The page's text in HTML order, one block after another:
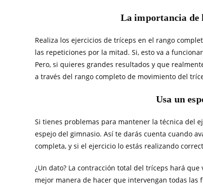
La importancia de
Realiza los ejercicios de tríceps en el rango
las repeticiones por la mitad. Si, esto va a
Pero, si quieres grandes resultados y que
a través del rango completo de movimiento del
Usa un
Si tienes problemas para mantener la técnica del
espejo del gimnasio. Así te darás cuenta cuando
completa, y si el ejercicio lo estás realizando
¿Un dato? La contracción total del tríceps hará
mejor manera de hacer que intervengan todas las